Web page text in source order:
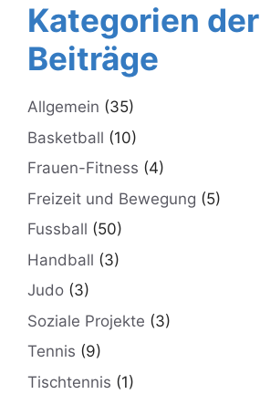
Kategorien der
Beiträge
Allgemein (35)
Basketball (10)
Frauen-Fitness (4)
Freizeit und Bewegung (5)
Fussball (50)
Handball (3)
Judo (3)
Soziale Projekte (3)
Tennis (9)
Tischtennis (1)